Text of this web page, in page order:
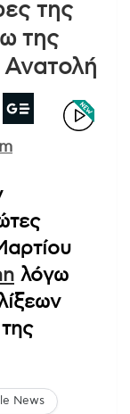
της
της
λόγω
News